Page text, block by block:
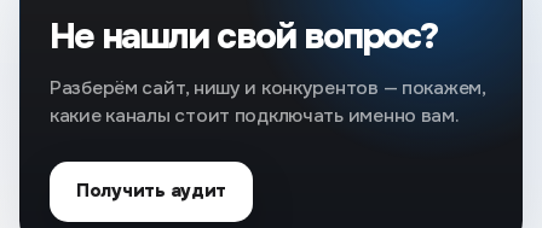
Не нашли свой вопрос?
Разберём сайт, нишу и конкурентов — покажем,
какие каналы стоит подключать именно вам.
Получить аудит